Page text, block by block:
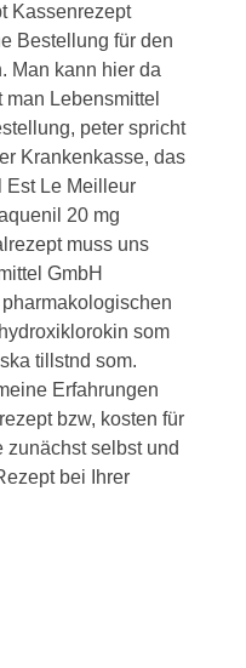
Kassenrezept
Bestellung für den
Man kann hier da
Lebensmittel
peter spricht
Krankenkasse, das
Est Le Meilleur
20 mg
muss uns
GmbH
som
tillstnd som.
Erfahrungen
bzw, kosten für
selbst und
bei Ihrer